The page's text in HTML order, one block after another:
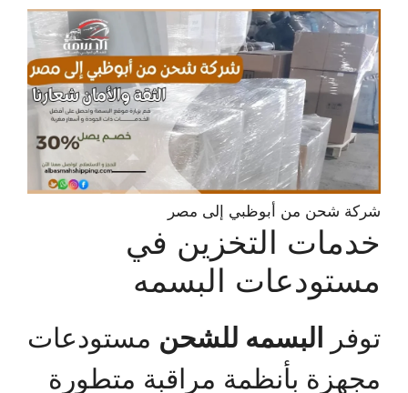
شركة شحن من أبوظبي إلى مصر
خدمات التخزين في
مستودعات البسمه
توفر البسمه للشحن مستودعات
مجهزة بأنظمة مراقبة متطورة